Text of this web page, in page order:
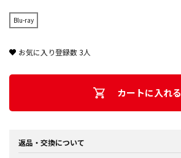
Blu-ray
お気に入り登録数3人
カートに入れる
返品・交換について